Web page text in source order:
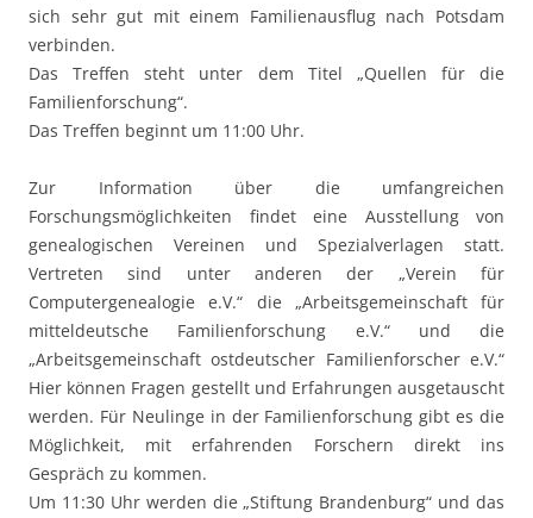
sich sehr gut mit einem Familienausflug nach Potsdam
verbinden.
Das Treffen steht unter dem Titel „Quellen für die
Familienforschung“.
Das Treffen beginnt um 11:00 Uhr.
Zur Information über die umfangreichen
Forschungsmöglichkeiten findet eine Ausstellung von
genealogischen Vereinen und Spezialverlagen statt.
Vertreten sind unter anderen der „Verein für
Computergenealogie e.V.“ die „Arbeitsgemeinschaft für
mitteldeutsche Familienforschung e.V.“ und die
„Arbeitsgemeinschaft ostdeutscher Familienforscher e.V.“
Hier können Fragen gestellt und Erfahrungen ausgetauscht
werden. Für Neulinge in der Familienforschung gibt es die
Möglichkeit, mit erfahrenden Forschern direkt ins
Gespräch zu kommen.
Um 11:30 Uhr werden die „Stiftung Brandenburg“ und das